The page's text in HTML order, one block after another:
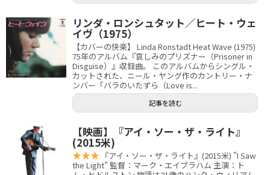
リンダ・ロンシュタット／ヒート・ウェ
イヴ（1975）
【カバーの快楽】 Linda Ronstadt Heat Wave (1975)
75年のアルバム『哀しみのプリズナー（Prisoner in
Disguise）』収録曲。 このアルバムからシングル・
カットされた、ニール・ヤング作のカントリー・ナ
ンバー「バラのいたずら（Love is...
記事を読む
【映画】『アイ・ソー・ザ・ライト』
(2015米)
『アイ・ソー・ザ・ライト』(2015米) "I Saw
the Light" 監督：マーク・エイブラハム 主演：ト